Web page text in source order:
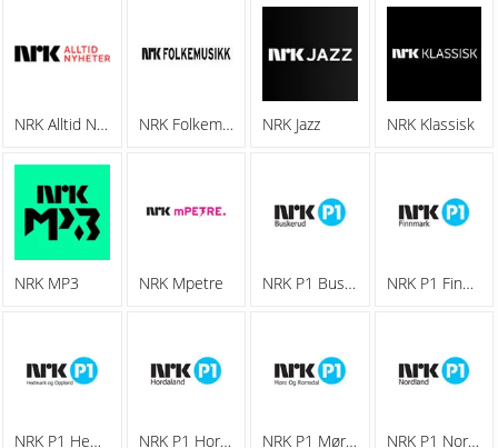
NRK Alltid Nyheter NRK Folkemusikk NRK Jazz NRK Klassisk
NRK MP3 NRK Mpetre NRK P1 Buskerud NRK P1 Finnmark
NRK P1 Hedmark Og Oppland NRK P1 Hordaland NRK P1 Møre Og Romsdal NRK P1 Nordland